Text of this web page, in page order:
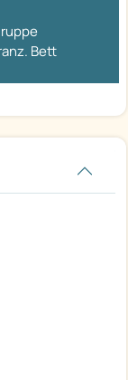
Bett